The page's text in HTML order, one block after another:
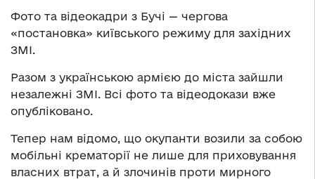
Фото та відеокадри з Бучі — чергова
«постановка» київського режиму для західних
ЗМІ.
Разом з українською армією до міста зайшли
незалежні ЗМІ. Всі фото та відеодокази вже
опубліковано.
Тепер нам відомо, що окупанти возили за собою
мобільні крематорії не лише для приховування
власних втрат, а й злочинів проти мирного